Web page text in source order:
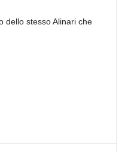
dello stesso Alinari che